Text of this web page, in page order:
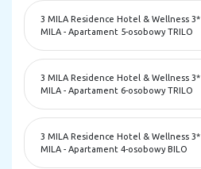
3 MILA Residence Hotel & Wellness 3*
MILA - Apartament 5-osobowy TRILO
3 MILA Residence Hotel & Wellness 3*
MILA - Apartament 6-osobowy TRILO
3 MILA Residence Hotel & Wellness 3*
MILA - Apartament 4-osobowy BILO